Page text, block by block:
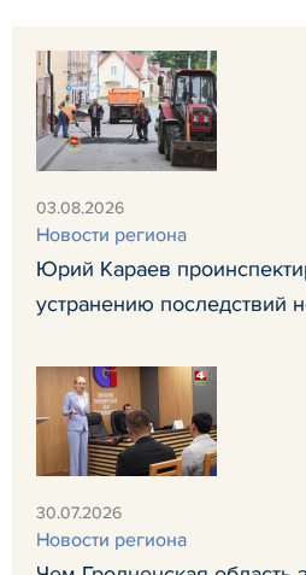
03.08.2026
Новости региона
Юрий Караев
устранению последствий
30.07.2026
Новости региона